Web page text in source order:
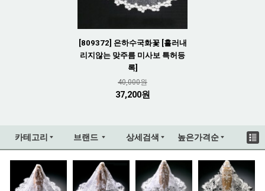
[809372] 은하수국화꽃 [흘러내
리지않는 맞주름 미사보 특허등
록]
40,000원
37,200원
카테고리 브랜드 상세검색 높은가격순